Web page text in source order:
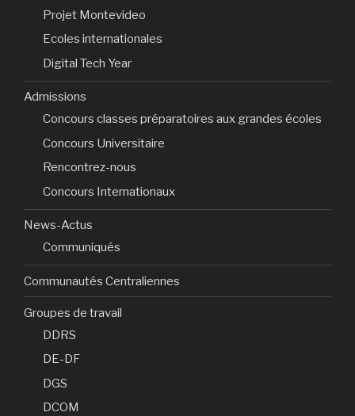
Projet Montevideo
Ecoles internationales
Digital Tech Year
Admissions
Concours classes préparatoires aux grandes écoles
Concours Universitaire
Rencontrez-nous
Concours Internationaux
News-Actus
Communiqués
Communautés Centraliennes
Groupes de travail
DDRS
DE-DF
DGS
DCOM